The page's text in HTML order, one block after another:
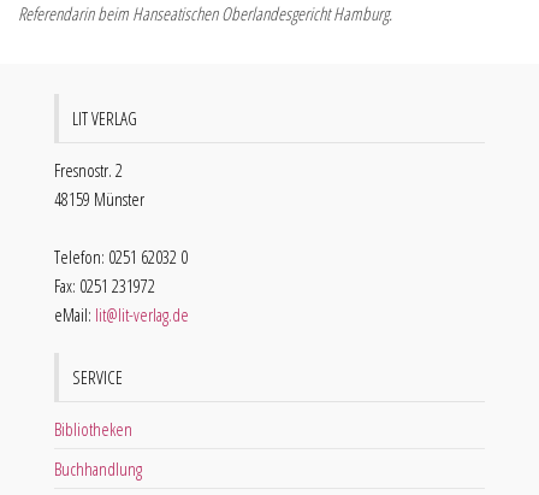
Referendarin beim Hanseatischen Oberlandesgericht Hamburg.
LIT VERLAG
Fresnostr. 2
48159 Münster
Telefon: 0251 62032 0
Fax: 0251 231972
eMail: lit@lit-verlag.de
SERVICE
Bibliotheken
Buchhandlung